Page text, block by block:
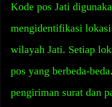
Kode pos Jati
mengidentifikasi
wilayah Jati. Setiap
pos yang berbeda-
pengiriman surat dan